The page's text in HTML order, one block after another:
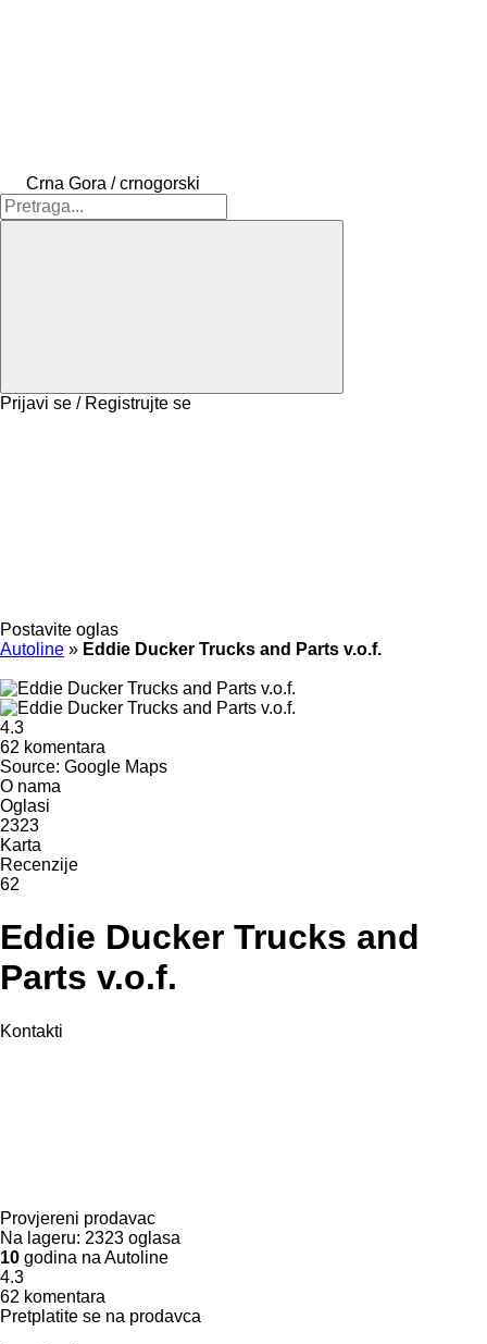
Crna Gora / crnogorski
Prijavi se / Registrujte se
Postavite oglas
Autoline » Eddie Ducker Trucks and Parts v.o.f.
4.3
62 komentara
Source: Google Maps
O nama
Oglasi
2323
Karta
Recenzije
62
Eddie Ducker Trucks and
Parts v.o.f.
Kontakti
Provjereni prodavac
Na lageru: 2323 oglasa
10 godina na Autoline
4.3
62 komentara
Pretplatite se na prodavca